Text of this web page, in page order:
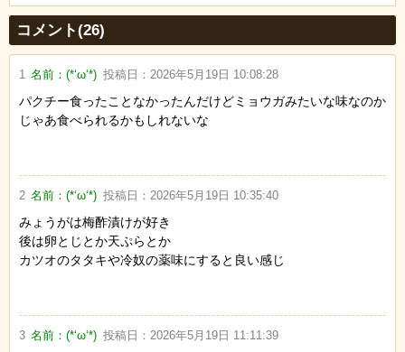
Powered by livedoor 相互RSS
コメント(26)
1 名前：(*‘ω‘*) 投稿日： 2026年5月19日 10:08:28
パクチー食ったことなかったんだけどミョウガみたいな味なのか
じゃあ食べられるかもしれないな
2 名前：(*‘ω‘*) 投稿日： 2026年5月19日 10:35:40
みょうがは梅酢漬けが好き
後は卵とじとか天ぷらとか
カツオのタタキや冷奴の薬味にすると良い感じ
3 名前：(*‘ω‘*) 投稿日： 2026年5月19日 11:11:39